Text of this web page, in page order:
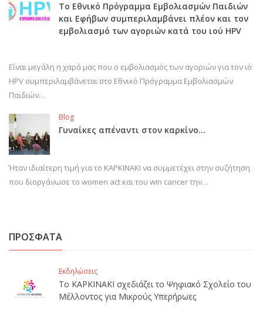
Το Εθνικό Πρόγραμμα Εμβολιασμών Παιδιών
και Εφήβων συμπεριλαμβάνει πλέον και τον
εμβολιασμό των αγοριών κατά του ιού HPV
Είναι μεγάλη η χαρά μας που ο εμβολιασμός των αγοριών για τον ιό
HPV συμπεριλαμβάνεται στο Εθνικό Πρόγραμμα Εμβολιασμών
Παιδιών…
Blog
Γυναίκες απέναντι στον καρκίνο…
Ήταν ιδιαίτερη τιμή για το ΚΑΡΚΙΝΑΚΙ να συμμετέχει στην συζήτηση
που διοργάνωσε το women act και του win cancer την…
ΠΡΟΣΦΑΤΑ
Εκδηλώσεις
Το ΚΑΡΚΙΝΑΚΙ σχεδιάζει το Ψηφιακό Σχολείο του
Μέλλοντος για Μικρούς Υπερήρωες